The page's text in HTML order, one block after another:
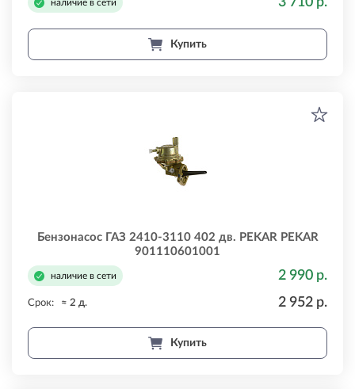
наличие в сети
Купить
Бензонасос ГАЗ 2410-3110 402 дв. PEKAR PEKAR
901110601001
наличие в сети 2 990 р.
Срок: ≈ 2 д. 2 952 р.
Купить